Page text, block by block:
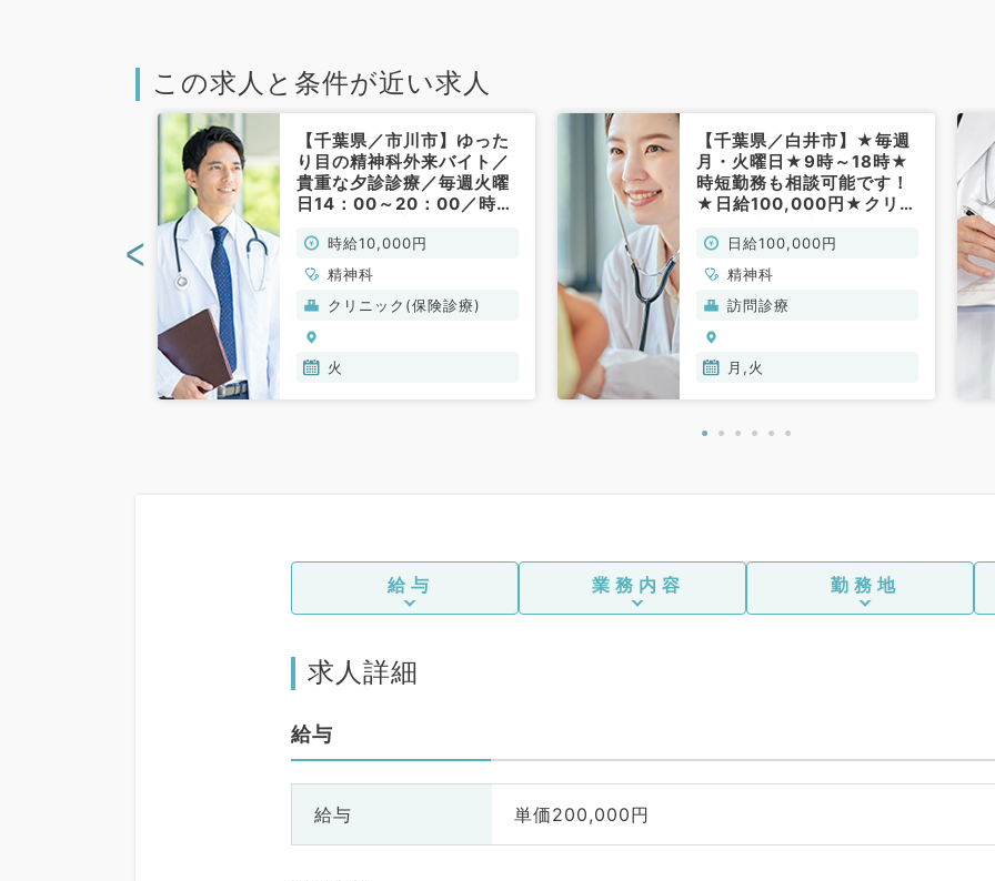
この求人と条件が近い求人
【千葉県／市川市】ゆった
り目の精神科外来バイト／
貴重な夕診診療／毎週火曜
日14：00～20：00／時給
クリニックでのお仕事で
す。（精神科・非常勤）
時給10,000円
精神科
クリニック(保険診療)
火
【千葉県／白井市】★毎週
月・火曜日★9時～18時★
時短勤務も相談可能です！
★日給100,000円★クリニ
す！(精神科／非常勤)
日給100,000円
精神科
訪問診療
月,火
<
給与 業務内容 勤務地
求人詳細
給与
給与 単価200,000円